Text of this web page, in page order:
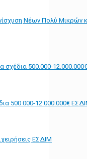
Νέων Πολύ Μικρών
σχέδια 500.000-
500.000-12.000.000€
ΕΣΔΙΜ